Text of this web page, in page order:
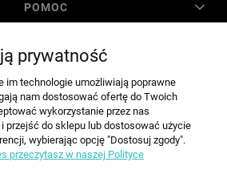
POMOC
MOJE KONTO
I DOSTAWA
INFORMACJE
prywatność
im technologie umożliwiają poprawne
nam dostosować ofertę do Twoich
wykorzystanie przez nas
przejść do sklepu lub dostosować użycie
wybierając opcję "Dostosuj zgody".
przeczytasz w naszej Polityce